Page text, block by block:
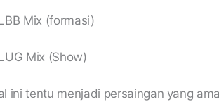
Mix (formasi)
Mix (Show)
ini tentu menjadi persaingan yang